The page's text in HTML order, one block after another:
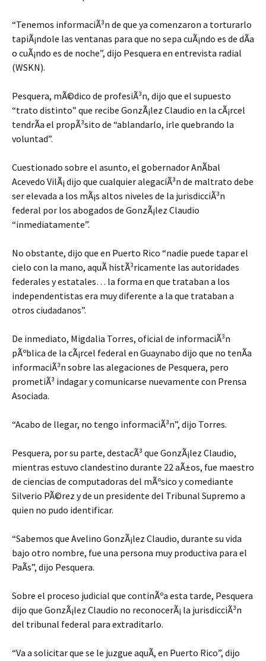
“Tenemos informaciÃ³n de que ya comenzaron a torturarlo
tapiÃ¡ndole las ventanas para que no sepa cuÃ¡ndo es de dÃ­a
o cuÃ¡ndo es de noche”, dijo Pesquera en entrevista radial
(WSKN).
Pesquera, mÃ©dico de profesiÃ³n, dijo que el supuesto
“trato distinto” que recibe GonzÃ¡lez Claudio en la cÃ¡rcel
tendrÃ­a el propÃ³sito de “ablandarlo, irle quebrando la
voluntad”.
Cuestionado sobre el asunto, el gobernador AnÃ­bal
Acevedo VilÃ¡ dijo que cualquier alegaciÃ³n de maltrato debe
ser elevada a los mÃ¡s altos niveles de la jurisdicciÃ³n
federal por los abogados de GonzÃ¡lez Claudio
“inmediatamente”.
No obstante, dijo que en Puerto Rico “nadie puede tapar el
cielo con la mano, aquÃ histÃ³ricamente las autoridades
federales y estatales… la forma en que trataban a los
independentistas era muy diferente a la que trataban a
otros ciudadanos”.
De inmediato, Migdalia Torres, oficial de informaciÃ³n
pÃºblica de la cÃ¡rcel federal en Guaynabo dijo que no tenÃ­a
informaciÃ³n sobre las alegaciones de Pesquera, pero
prometiÃ³ indagar y comunicarse nuevamente con Prensa
Asociada.
“Acabo de llegar, no tengo informaciÃ³n”, dijo Torres.
Pesquera, por su parte, destacÃ³ que GonzÃ¡lez Claudio,
mientras estuvo clandestino durante 22 aÃ±os, fue maestro
de ciencias de computadoras del mÃºsico y comediante
Silverio PÃ©rez y de un presidente del Tribunal Supremo a
quien no pudo identificar.
“Sabemos que Avelino GonzÃ¡lez Claudio, durante su vida
bajo otro nombre, fue una persona muy productiva para el
PaÃ­s”, dijo Pesquera.
Sobre el proceso judicial que continÃºa esta tarde, Pesquera
dijo que GonzÃ¡lez Claudio no reconocerÃ¡ la jurisdicciÃ³n
del tribunal federal para extraditarlo.
“Va a solicitar que se le juzgue aquÃ­, en Puerto Rico”, dijo